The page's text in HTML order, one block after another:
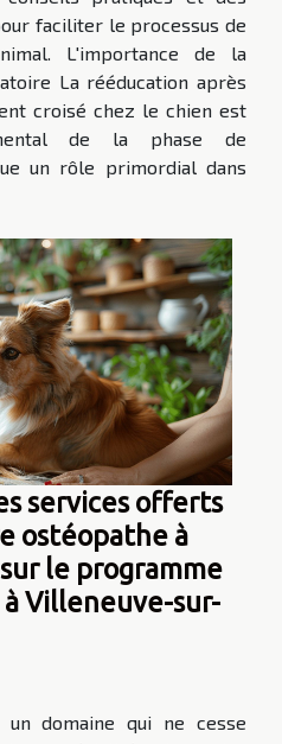
faciliter le processus de
L'importance de la
La rééducation après
croisé chez le chien est
de la phase de
un rôle primordial dans
services offerts
ostéopathe à
le programme
Villeneuve-sur-
domaine qui ne cesse